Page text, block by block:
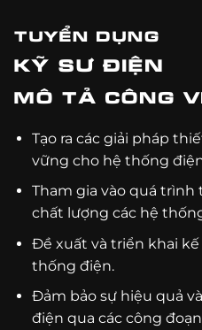
Tuyển dụng
Kỹ sư điện
Mô tả công
Tạo ra các giải pháp
vững cho hệ thống
Tham gia vào quá trình
chất lượng các hệ
Đề xuất và triển khai
thống điện.
Đảm bảo sự hiệu quả
điện qua các công